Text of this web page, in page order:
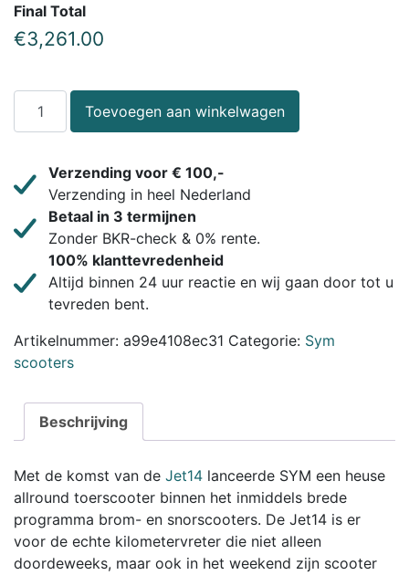
Final Total
€3,261.00
Toevoegen aan winkelwagen
Verzending voor € 100,-
Verzending in heel Nederland
Betaal in 3 termijnen
Zonder BKR-check & 0% rente.
100% klanttevredenheid
Altijd binnen 24 uur reactie en wij gaan door tot u
tevreden bent.
Artikelnummer: a99e4108ec31 Categorie: Sym
scooters
Beschrijving
Met de komst van de Jet14 lanceerde SYM een heuse
allround toerscooter binnen het inmiddels brede
programma brom- en snorscooters. De Jet14 is er
voor de echte kilometervreter die niet alleen
doordeweeks, maar ook in het weekend zijn scooter